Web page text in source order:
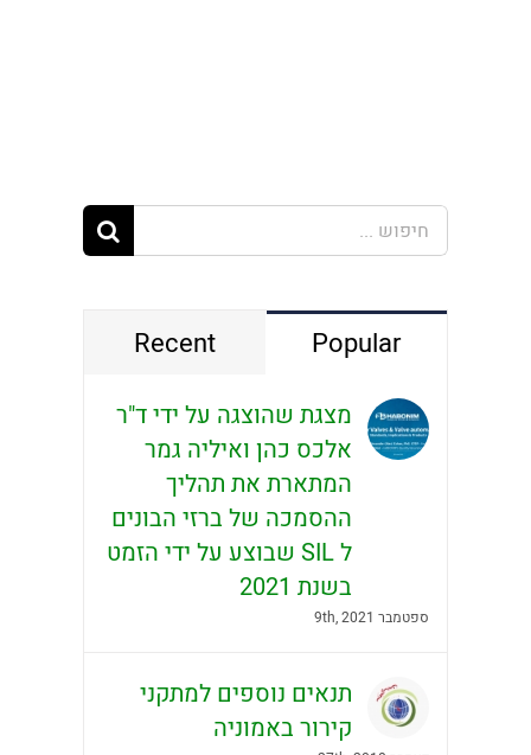
חיפוש...
Popular
Recent
מצגת שהוצגה על ידי ד"ר
אלכס כהן ואיליה גמר
המתארת את תהליך
ההסמכה של ברזי הבונים
ל SIL שבוצע על ידי הזמט
בשנת 2021
ספטמבר 9th, 2021
תנאים נוספים למתקני
קירור באמוניה